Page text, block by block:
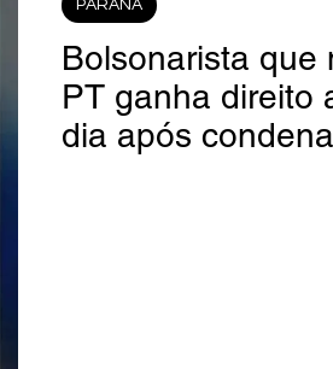
Beto Nabhan
Bolsonarista que
PT ganha direito
dia após
PARANÁ